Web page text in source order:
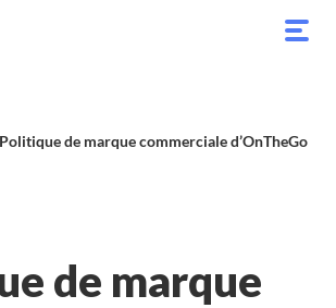
Politique de marque commerciale d’OnTheGo
de marque